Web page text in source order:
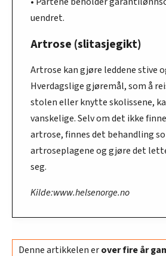
uendret.
Artrose (slitasjegikt)
Artrose kan gjøre leddene stive
Hverdagslige gjøremål, som å
stolen eller knytte skolissene,
vanskelige. Selv om det ikke
artrose, finnes det behandling
artroseplagene og gjøre det
seg.
Kilde:www.helsenorge.no
Denne artikkelen erover fire år